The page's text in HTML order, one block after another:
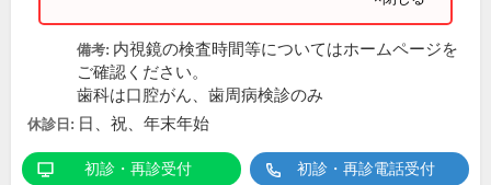
備考: 内視鏡の検査時間等についてはホームページを
ご確認ください。
歯科は口腔がん、歯周病検診のみ
休診日: 日、祝、年末年始
初診・再診受付 初診・再診電話受付